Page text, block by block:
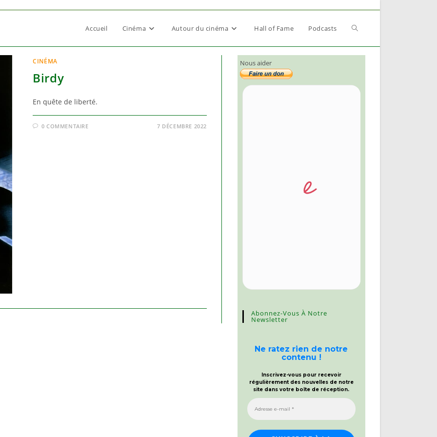
Accueil Cinéma Autour du cinéma Hall of Fame Podcasts Toggle
CINÉMA
Birdy
En quête de liberté.
0 COMMENTAIRE 7 DÉCEMBRE 2022
Nous aider
Abonnez-Vous À Notre
Newsletter
Ne ratez rien de notre
contenu !
Inscrivez-vous pour recevoir
régulièrement des nouvelles de notre
site dans votre boîte de réception.